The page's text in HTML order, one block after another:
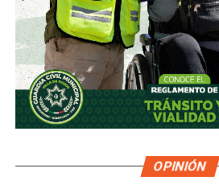
OPINIÓN